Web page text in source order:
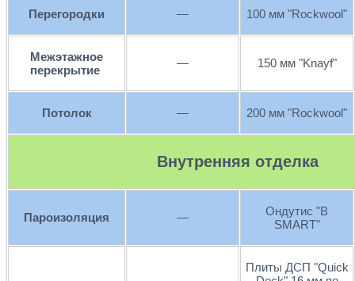
Перегородки — 100 мм "Rockwool"
Межэтажное
перекрытие
— 150 мм "Knayf"
Потолок — 200 мм "Rockwool"
Внутренняя отделка
Пароизоляция —
Ондутис "В
SMART"
Плиты ДСП "Quick